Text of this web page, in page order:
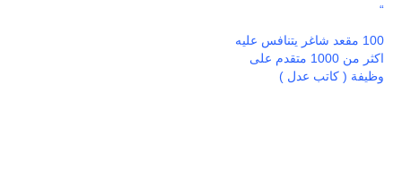
“
100 مقعد شاغر يتنافس عليه
اكثر من 1000 متقدم على
وظيفة ( كاتب عدل )